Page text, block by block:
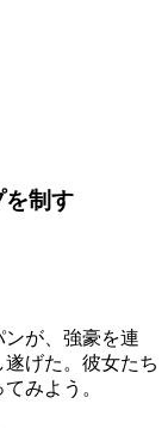
を制す
が、強豪を連
げた。彼女たち
みよう。